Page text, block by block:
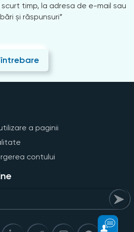
scurt timp, la adresa de e-mail sau
și răspunsuri”
a paginii
contului